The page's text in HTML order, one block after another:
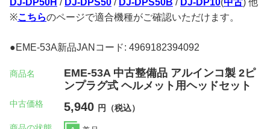
DJ-DP50H / DJ-DPS50 / DJ-DPS50B / DJ-DP10(中古) 他
※こちらのページで適合機種がご確認いただけます。
●EME-53A新品JANコード: 4969182394092
商品名
EME-53A 中古整備品 アルインコ製 2ピ
ンプラグ式 ヘルメット用ヘッドセット
中古価格 5,940 円（税込）